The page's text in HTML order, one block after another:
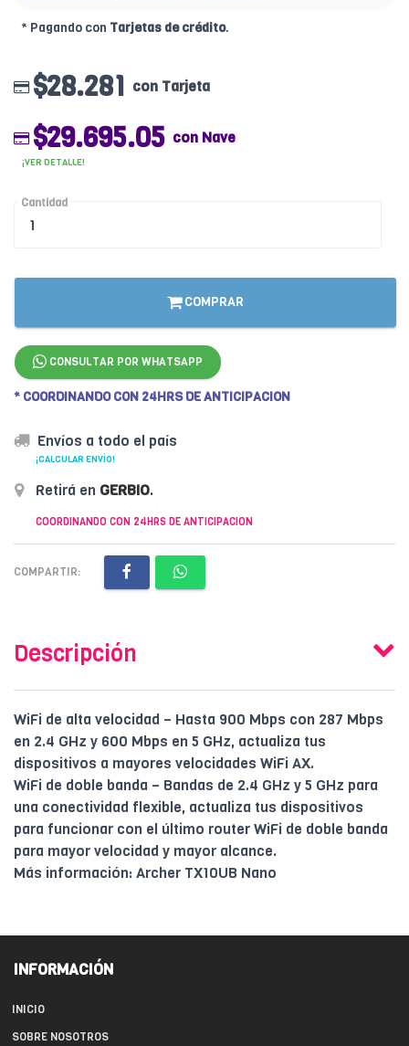
* Pagando con Tarjetas de crédito.
$28.281 con Tarjeta
$29.695.05 con Nave
¡VER DETALLE!
Cantidad
COMPRAR
CONSULTAR POR WHATSAPP
* COORDINANDO CON 24HRS DE ANTICIPACION
Envíos a todo el país
¡CALCULAR ENVÍO!
Retirá en GERBIO.
COORDINANDO CON 24HRS DE ANTICIPACION
COMPARTIR:
Descripción
WiFi de alta velocidad – Hasta 900 Mbps con 287 Mbps
en 2.4 GHz y 600 Mbps en 5 GHz, actualiza tus
dispositivos a mayores velocidades WiFi AX.
WiFi de doble banda – Bandas de 2.4 GHz y 5 GHz para
una conectividad flexible, actualiza tus dispositivos
para funcionar con el último router WiFi de doble banda
para mayor velocidad y mayor alcance.
Más información: Archer TX10UB Nano
INFORMACIÓN
INICIO
SOBRE NOSOTROS